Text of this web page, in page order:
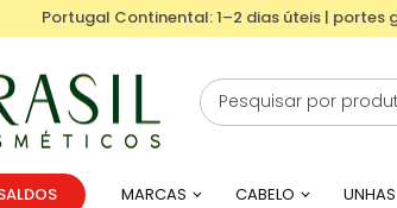
Portugal Continental: 1–2 dias úteis |
MARCAS CABELO UNHAS